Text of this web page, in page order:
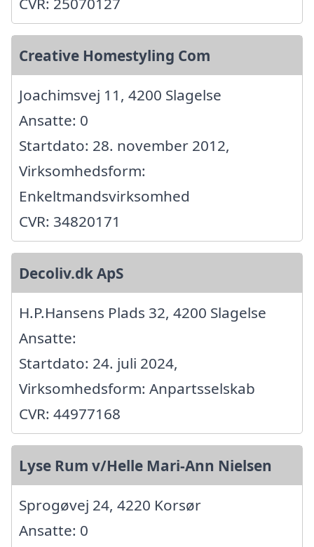
Creative Homestyling Com
Joachimsvej 11, 4200 Slagelse
Ansatte: 0
Startdato: 28. november 2012,
Virksomhedsform:
Enkeltmandsvirksomhed
CVR: 34820171
Decoliv.dk ApS
H.P.Hansens Plads 32, 4200 Slagelse
Ansatte:
Startdato: 24. juli 2024,
Virksomhedsform: Anpartsselskab
CVR: 44977168
Lyse Rum v/Helle Mari-Ann Nielsen
Sprogøvej 24, 4220 Korsør
Ansatte: 0